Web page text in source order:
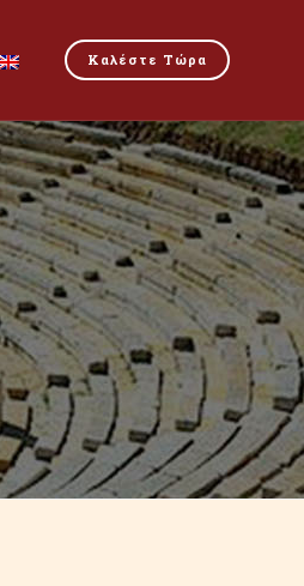
Καλέστε Τώρα